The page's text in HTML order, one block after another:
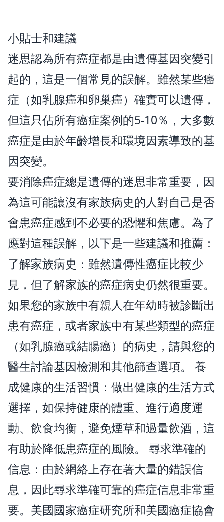
小貼士和建議
迷思認為所有癌症都是由遺傳基因突變引
起的，這是一個常見的誤解。雖然某些癌
症（如乳腺癌和卵巢癌）確實可以遺傳，
但這只佔所有癌症案例的5-10％，大多數
癌症是由於年齡增長和環境因素導致的基
因突變。
要消除癌症總是遺傳的迷思非常重要，因
為這可能讓沒有家族病史的人對自己是否
會患癌症感到不必要的恐懼和焦慮。為了
應對這種誤解，以下是一些建議和推薦：
了解家族病史：雖然遺傳性癌症比較少
見，但了解家族的癌症病史仍然很重要。
如果您的家族中有親人在年幼時被診斷出
患有癌症，或者家族中有某些類型的癌症
（如乳腺癌或結腸癌）的病史，請與您的
醫生討論基因檢測和其他篩查選項。 養
成健康的生活習慣：做出健康的生活方式
選擇，如保持健康的體重、進行適度運
動、飲食均衡，避免煙草和過量飲酒，這
有助於降低患癌症的風險。 尋求準確的
信息：由於網絡上存在著大量的錯誤信
息，因此尋求準確可靠的癌症信息非常重
要。美國國家癌症研究所和美國癌症協會